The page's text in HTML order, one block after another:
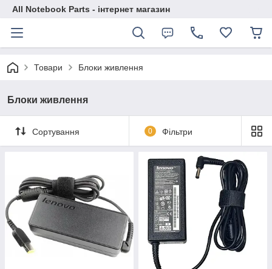
All Notebook Parts - інтернет магазин
Товари Блоки живлення
Блоки живлення
Сортування 0 Фільтри